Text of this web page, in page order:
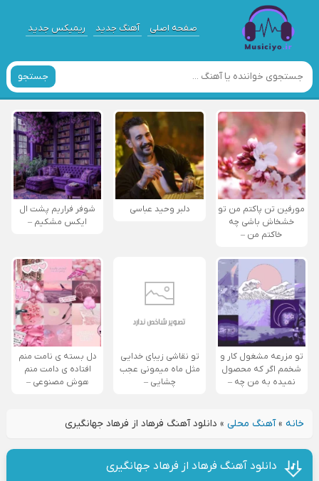
صفحه اصلی آهنگ جدید ریمیکس جدید
جستجو
مورفین تن پاکتم من تو
خشخاش باشی چه
خاکتم من –
دلبر وحید عباسی
شوفر فراریم پشت ال
ایکس مشکیم –
تو مزرعه مشغول کار و
شخمم اگر که محصول
نمیده به من چه –
تو نقاشی زیبای خدایی
مثل ماه میمونی عجب
چشایی –
دل بسته ی نامت منم
افتاده ی دامت منم
هوش مصنوعی –
خانه»آهنگ محلی» دانلود آهنگ فرهاد از فرهاد جهانگیری
دانلود آهنگ فرهاد از فرهاد جهانگیری